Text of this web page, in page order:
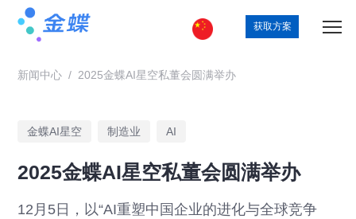
获取方案
新闻中心 / 2025金蝶AI星空私董会圆满举办
金蝶AI星空 制造业 AI
2025金蝶AI星空私董会圆满举办
12月5日，以“AI重塑中国企业的进化与全球竞争